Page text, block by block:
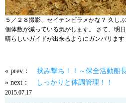
５／２８撮影、セイテンビラメかな？ 久し
個体数が減っている気がします。 さて、明
晴らしいガイドが出来るようにガンバリます
« prev： 挟み撃ち！！～保全活動船
» next：
しっかりと体調管理！！
2015.07.17